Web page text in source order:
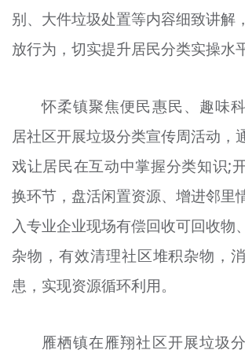
别、大件垃圾处置等内容细致讲解
放行为，切实提升居民分类实操水平
怀柔镇聚焦便民惠民、趣味
居社区开展垃圾分类宣传周活动，
戏让居民在互动中掌握分类知识;
换环节，盘活闲置资源、增进邻里
入专业企业现场有偿回收可回收物
杂物，有效清理社区堆积杂物，
患，实现资源循环利用。
雁栖镇在雁翔社区开展垃圾